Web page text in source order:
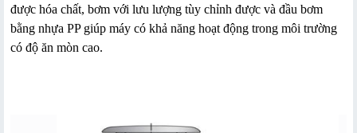
được hóa chất, bơm với lưu lượng tùy chỉnh được và đầu bơm
bằng nhựa PP giúp máy có khả năng hoạt động trong môi trường
có độ ăn mòn cao.